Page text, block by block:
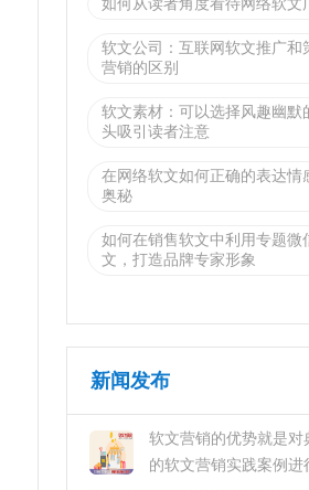
如何从读者角度看待网络软文
软文公司：互联网软文推广和
营销的区别
软文素材：可以选择风趣幽默
头吸引读者注意
在网络软文如何正确的表达情
奥秘
如何在销售软文中利用专题微
文，打造品牌专家形象
新闻发布
软文营销的优势就是对
的软文营销实践案例进